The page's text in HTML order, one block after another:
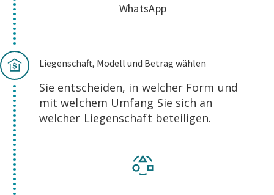
WhatsApp
Liegenschaft, Modell und Betrag wählen
Sie entscheiden, in welcher Form und
mit welchem Umfang Sie sich an
welcher Liegenschaft beteiligen.